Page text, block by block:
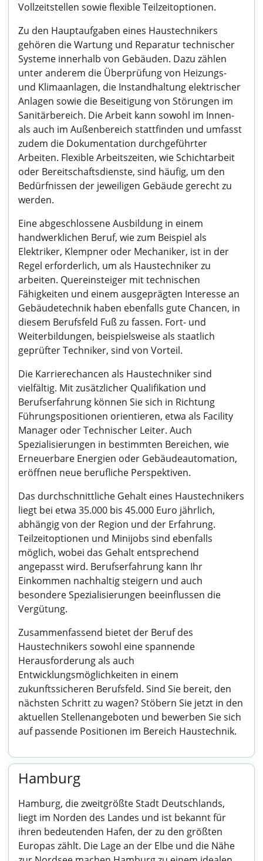
Vollzeitstellen sowie flexible Teilzeitoptionen.
Zu den Hauptaufgaben eines Haustechnikers
gehören die Wartung und Reparatur technischer
Systeme innerhalb von Gebäuden. Dazu zählen
unter anderem die Überprüfung von Heizungs-
und Klimaanlagen, die Instandhaltung elektrischer
Anlagen sowie die Beseitigung von Störungen im
Sanitärbereich. Die Arbeit kann sowohl im Innen-
als auch im Außenbereich stattfinden und umfasst
zudem die Dokumentation durchgeführter
Arbeiten. Flexible Arbeitszeiten, wie Schichtarbeit
oder Bereitschaftsdienste, sind häufig, um den
Bedürfnissen der jeweiligen Gebäude gerecht zu
werden.
Eine abgeschlossene Ausbildung in einem
handwerklichen Beruf, wie zum Beispiel als
Elektriker, Klempner oder Mechaniker, ist in der
Regel erforderlich, um als Haustechniker zu
arbeiten. Quereinsteiger mit technischen
Fähigkeiten und einem ausgeprägten Interesse an
Gebäudetechnik haben ebenfalls gute Chancen, in
diesem Berufsfeld Fuß zu fassen. Fort- und
Weiterbildungen, beispielsweise als staatlich
geprüfter Techniker, sind von Vorteil.
Die Karrierechancen als Haustechniker sind
vielfältig. Mit zusätzlicher Qualifikation und
Berufserfahrung können Sie sich in Richtung
Führungspositionen orientieren, etwa als Facility
Manager oder Technischer Leiter. Auch
Spezialisierungen in bestimmten Bereichen, wie
Erneuerbare Energien oder Gebäudeautomation,
eröffnen neue berufliche Perspektiven.
Das durchschnittliche Gehalt eines Haustechnikers
liegt bei etwa 35.000 bis 45.000 Euro jährlich,
abhängig von der Region und der Erfahrung.
Teilzeitoptionen und Minijobs sind ebenfalls
möglich, wobei das Gehalt entsprechend
angepasst wird. Berufserfahrung kann Ihr
Einkommen nachhaltig steigern und auch
besondere Spezialisierungen beeinflussen die
Vergütung.
Zusammenfassend bietet der Beruf des
Haustechnikers sowohl eine spannende
Herausforderung als auch
Entwicklungsmöglichkeiten in einem
zukunftssicheren Berufsfeld. Sind Sie bereit, den
nächsten Schritt zu wagen? Stöbern Sie jetzt in den
aktuellen Stellenangeboten und bewerben Sie sich
auf passende Positionen im Bereich Haustechnik.
Hamburg
Hamburg, die zweitgrößte Stadt Deutschlands,
liegt im Norden des Landes und ist bekannt für
ihren bedeutenden Hafen, der zu den größten
Europas zählt. Die Lage an der Elbe und die Nähe